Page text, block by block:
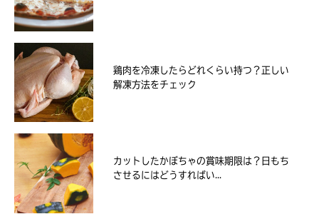
鶏肉を冷凍したらどれくらい持つ？正しい
解凍方法をチェック
カットしたかぼちゃの賞味期限は？日もち
させるにはどうすればい...